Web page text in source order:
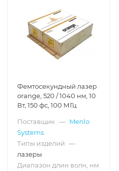
Фемтосекундный лазер
orange, 520 / 1040 нм, 10
Вт, 150 фс, 100 МГц
Поставщик — Menlo
Systems
Типы изделий —
лазеры
Диапазон длин волн, нм